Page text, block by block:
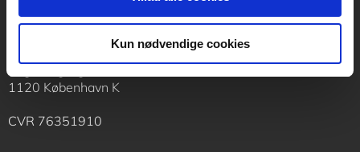
Kun nødvendige cookies
Akademisk Forlag
1120 København K
CVR 76351910